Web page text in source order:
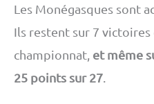
Les Monégasques sont
Ils restent sur 7 victoires
championnat, et même
25 points sur 27